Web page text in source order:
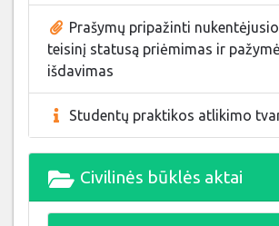
Prašymų pripažinti
teisinį statusą priėmimas ir
išdavimas
Studentų praktikos atlikimo
Civilinės būklės aktai